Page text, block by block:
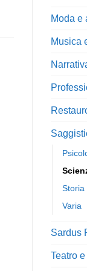
Moda e
Musica
Storia
Varia
Sardus
Teatro